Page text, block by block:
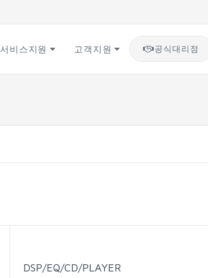
서비스지원 고객지원 공식대리점
DSP/EQ/CD/PLAYER